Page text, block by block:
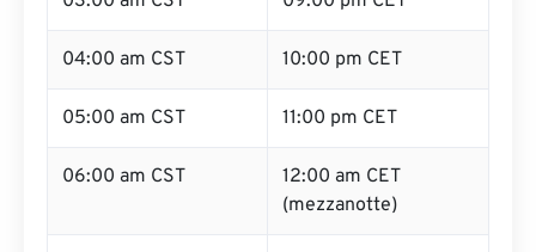
04:00 am CST 10:00 pm CET
05:00 am CST 11:00 pm CET
06:00 am CST
12:00 am CET
(mezzanotte)